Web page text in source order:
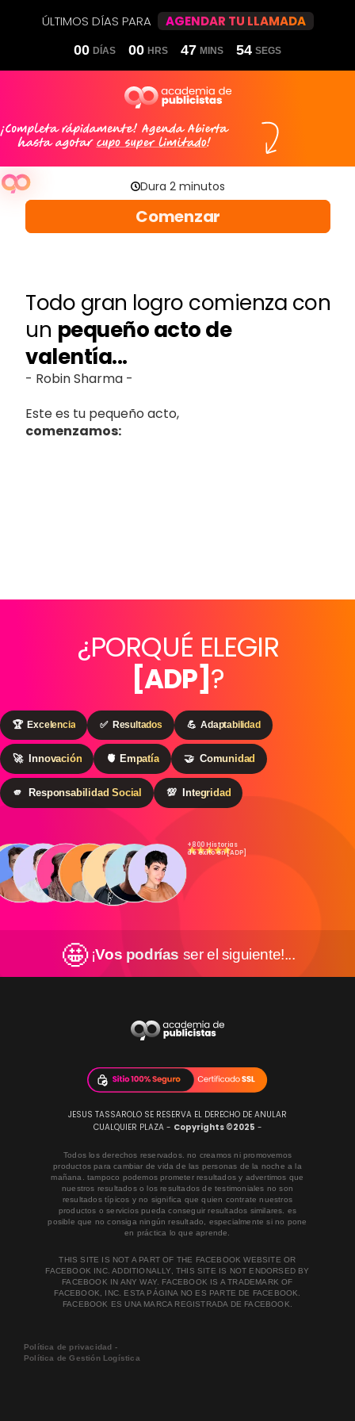
ÚLTIMOS DÍAS PARA AGENDAR TU LLAMADA
00 DÍAS 00 HRS 47 MINS 54 SEGS
¿PORQUÉ ELEGIR
[ADP] ?
🏆 Excelencia ✅ Resultados 💪Adaptabilidad
🚀 Innovación 🫀 Empatía 🤝Comunidad
🫵 Responsabilidad Social 💯 Integridad
+800 Historias
de éxito en [ADP]
🤩¡Vos podrías ser el siguiente!...
JESUS TASSAROLO SE RESERVA EL DERECHO DE ANULAR
CUALQUIER PLAZA - Copyrights ©2025 -
Todos los derechos reservados. no creamos ni promovemos
productos para cambiar de vida de las personas de la noche a la
mañana. tampoco podemos prometer resultados y advertimos que
nuestros resultados o los resultados de testimoniales no son
resultados típicos y no significa que quien contrate nuestros
productos o servicios pueda conseguir resultados similares. es
posible que no consiga ningún resultado, especialmente si no pone
en práctica lo que aprende.
THIS SITE IS NOT A PART OF THE FACEBOOK WEBSITE OR
FACEBOOK INC. ADDITIONALLY, THIS SITE IS NOT ENDORSED BY
FACEBOOK IN ANY WAY. FACEBOOK IS A TRADEMARK OF
FACEBOOK, INC. ESTA PÁGINA NO ES PARTE DE FACEBOOK.
FACEBOOK ES UNA MARCA REGISTRADA DE FACEBOOK.
Política de privacidad -
Política de Gestión Logística